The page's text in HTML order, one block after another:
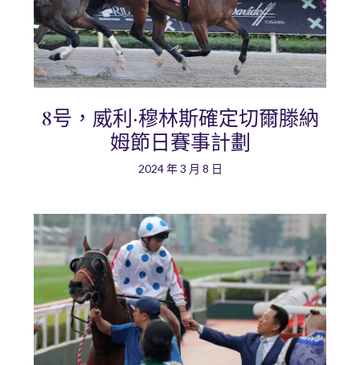
8号，威利·穆林斯確定切爾滕納
姆節日賽事計劃
2024 年 3 月 8 日